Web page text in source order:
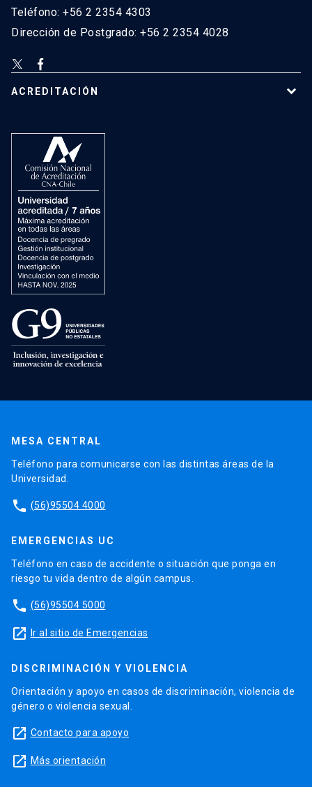
Teléfono: +56 2 2354 4303
Dirección de Postgrado: +56 2 2354 4028
ACREDITACIÓN
MESA CENTRAL
Teléfono para comunicarse con las distintas áreas de la
Universidad.
phone (56)95504 4000
EMERGENCIAS UC
Teléfono en caso de accidente o situación que ponga en
riesgo tu vida dentro de algún campus.
phone (56)95504 5000
launch Ir al sitio de Emergencias
DISCRIMINACIÓN Y VIOLENCIA
Orientación y apoyo en casos de discriminación, violencia de
género o violencia sexual.
launch Contacto para apoyo
launch Más orientación